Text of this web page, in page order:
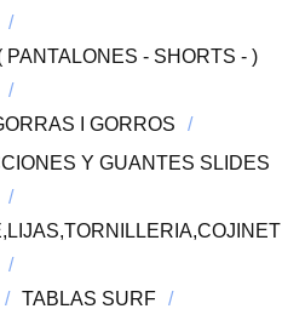
- SHORTS - )
I GORROS
Y GUANTES SLIDES
TABLAS SURF